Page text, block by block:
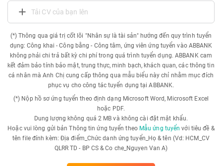
Tải CV của bạn lên
(*) Thông qua giá trị cốt lõi "Nhân sự là tài sản" hướng đến quy trình tuyển
dụng: Công khai - Công bằng - Công tâm, ứng viên ứng tuyển vào ABBANK
không phải chi trả bất kỳ chi phí trong quá trình tuyển dụng. ABBANK cam
kết đảm bảo tính bảo mật, trung thực, minh bạch, khách quan, các thông tin
cá nhân mà Anh Chị cung cấp thông qua mẫu biểu này chỉ nhằm mục đích
phục vụ cho công tác tuyển dụng tại ABBANK.
(*) Nộp hồ sơ ứng tuyển theo định dạng Microsoft Word, Microsoft Excel
hoặc PDF.
Dung lượng không quá 2 MB và không cài đặt mật khẩu.
Hoặc vui lòng gửi bản Thông tin ứng tuyển theo Mẫu ứng tuyển với tiêu đề &
tên file đính kèm: Địa điểm_Chức danh ứng tuyển_Họ & tên (Vd: HCM_CV
QLRR TD - BP CS & Co che_Nguyen Van A)